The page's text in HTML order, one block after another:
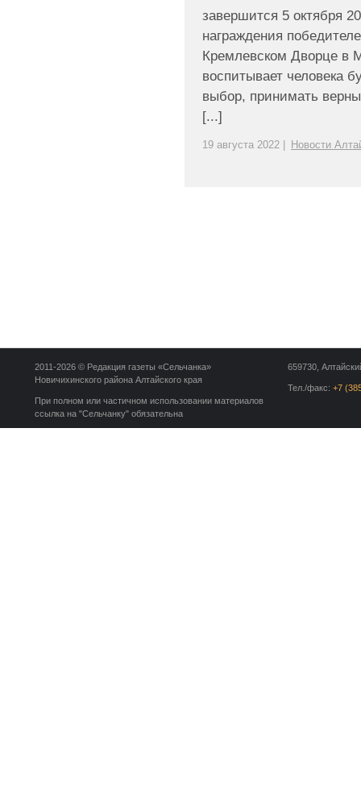
завершится 5 октября
награждения
Кремлевском Дворце в
воспитывает человека
выбор, принимать
[...]
19 августа 2022 | Новости
659730,
Тел./факс: +7
2011-2026 © Редакция газеты «Сельчанка»
Новичихинского района Алтайского края
При полном или частичном использовании материалов
ссылка на "Сельчанку" обязательна